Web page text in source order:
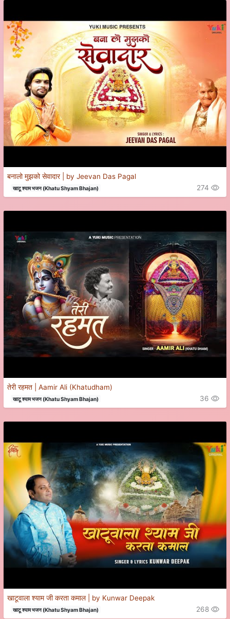
बनालो मुझको सेवादार | by Jeevan Das Pagal
खाटू श्याम भजन (Khatu Shyam Bhajan) 274
तेरी रहमत | Aamir Ali (Khatudham)
खाटू श्याम भजन (Khatu Shyam Bhajan) 36
खाटूवाला श्याम जी करता कमाल | by Kunwar Deepak
खाटू श्याम भजन (Khatu Shyam Bhajan) 268